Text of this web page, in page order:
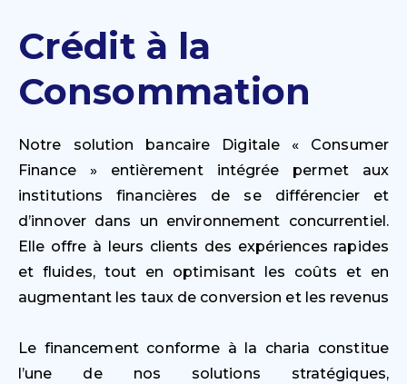
Crédit à la
Consommation
Notre solution bancaire Digitale « Consumer
Finance » entièrement intégrée permet aux
institutions financières de se différencier et
d’innover dans un environnement concurrentiel.
Elle offre à leurs clients des expériences rapides
et fluides, tout en optimisant les coûts et en
augmentant les taux de conversion et les revenus
Le financement conforme à la charia constitue
l’une de nos solutions stratégiques,